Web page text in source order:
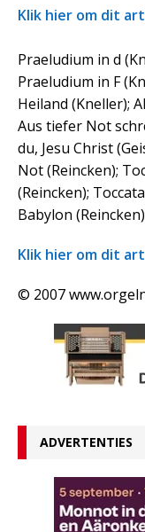
Klik hier om dit
Praeludium in d
Praeludium in F
Heiland (Kneller);
Aus tiefer Not
du, Jesu Christ
Not (Reincken);
(Reincken);
Babylon
Klik hier om dit
© 2007
ADVERTENTIES